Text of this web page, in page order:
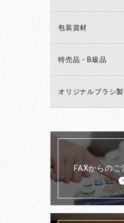
包装資材
特売品・B級品
オリジナルブラシ
FAXからの